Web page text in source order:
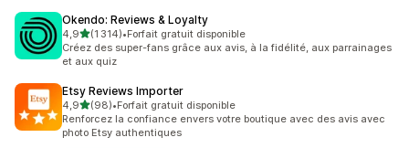
Okendo: Reviews & Loyalty
4,9étoile(s) sur 5
(1 314)
1314 avis au total
•Forfait gratuit disponible
Créez des super-fans grâce aux avis, à la fidélité, aux parrainages
et aux quiz
Etsy Reviews Importer
4,9étoile(s) sur 5
(98)
98 avis au total
•Forfait gratuit disponible
Renforcez la confiance envers votre boutique avec des avis avec
photo Etsy authentiques